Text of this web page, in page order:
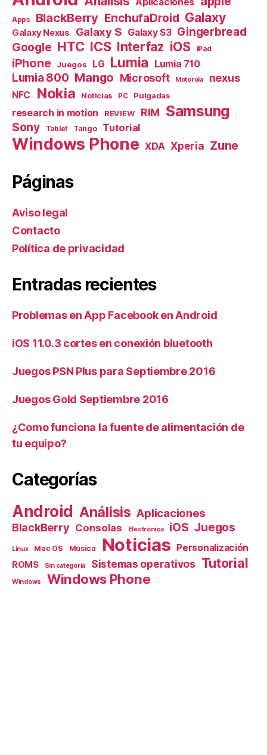
Apps BlackBerry EnchufaDroid Galaxy
Galaxy Nexus Galaxy S Galaxy S3 Gingerbread
Google HTC ICS Interfaz iOS iPad
iPhone Juegos LG Lumia Lumia 710
Lumia 800 Mango Microsoft Motorola nexus
NFC Nokia Noticias PC Pulgadas
research in motion REVIEW RIM Samsung
Sony Tablet Tango Tutorial
Windows Phone XDA Xperia Zune
Páginas
Aviso legal
Contacto
Política de privacidad
Entradas recientes
Problemas en App Facebook en Android
iOS 11.0.3 cortes en conexión bluetooth
Juegos PSN Plus para Septiembre 2016
Juegos Gold Septiembre 2016
¿Como funciona la fuente de alimentación de
tu equipo?
Categorías
Android Análisis Aplicaciones
BlackBerry Consolas Electrónica iOS Juegos
Linux Mac OS Música Noticias Personalización
ROMS Sin categoría Sistemas operativos Tutorial
Windows Windows Phone